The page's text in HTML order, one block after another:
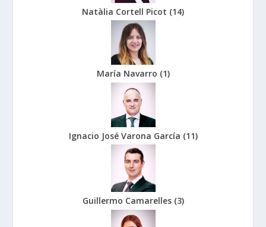
Natàlia Cortell Picot (14)
María Navarro (1)
Ignacio José Varona García (11)
Guillermo Camarelles (3)